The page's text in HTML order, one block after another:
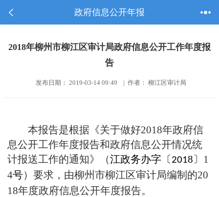
政府信息公开年报
2018年柳州市柳江区审计局政府信息公开工作年度报
告
发布日期： 2019-03-14 09:49 | 作者： 柳江区审计局
本报告是根据 《关于做好2018年政府信
息公开工作年度报告和政府信息公开情况统
计报送工作的通知》 （江政务办字〔2018〕 1
4号） 要求，由柳州市柳江区审计局编制的20
18年度政府信息公开年度报告。